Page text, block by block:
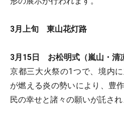
3月上旬 東山花灯路
3月15日 お松明式（嵐山・清
京都三大火祭の1つで、境内
が燃える炎の勢いにより、豊
民の幸せと諸々の願いが託され